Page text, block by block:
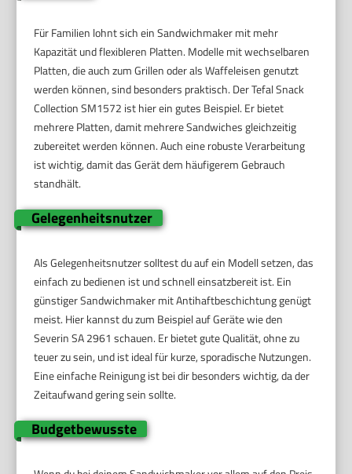
Für Familien lohnt sich ein Sandwichmaker mit mehr
Kapazität und flexibleren Platten. Modelle mit wechselbaren
Platten, die auch zum Grillen oder als Waffeleisen genutzt
werden können, sind besonders praktisch. Der Tefal Snack
Collection SM1572 ist hier ein gutes Beispiel. Er bietet
mehrere Platten, damit mehrere Sandwiches gleichzeitig
zubereitet werden können. Auch eine robuste Verarbeitung
ist wichtig, damit das Gerät dem häufigerem Gebrauch
standhält.
Gelegenheitsnutzer
Als Gelegenheitsnutzer solltest du auf ein Modell setzen, das
einfach zu bedienen ist und schnell einsatzbereit ist. Ein
günstiger Sandwichmaker mit Antihaftbeschichtung genügt
meist. Hier kannst du zum Beispiel auf Geräte wie den
Severin SA 2961 schauen. Er bietet gute Qualität, ohne zu
teuer zu sein, und ist ideal für kurze, sporadische Nutzungen.
Eine einfache Reinigung ist bei dir besonders wichtig, da der
Zeitaufwand gering sein sollte.
Budgetbewusste